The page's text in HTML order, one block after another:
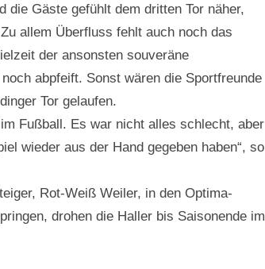
die Gäste gefühlt dem dritten Tor näher,
allem Überfluss fehlt auch noch das
der ansonsten souveräne
abpfeift. Sonst wären die Sportfreunde
Tor gelaufen.
Fußball. Es war nicht alles schlecht, aber
wieder aus der Hand gegeben haben“, so
Rot-Weiß Weiler, in den Optima-
drohen die Haller bis Saisonende im